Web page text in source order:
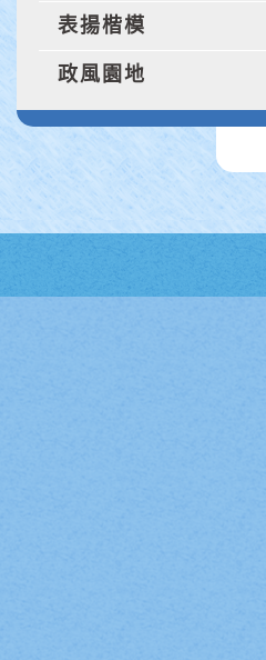
表揚楷模
政風園地